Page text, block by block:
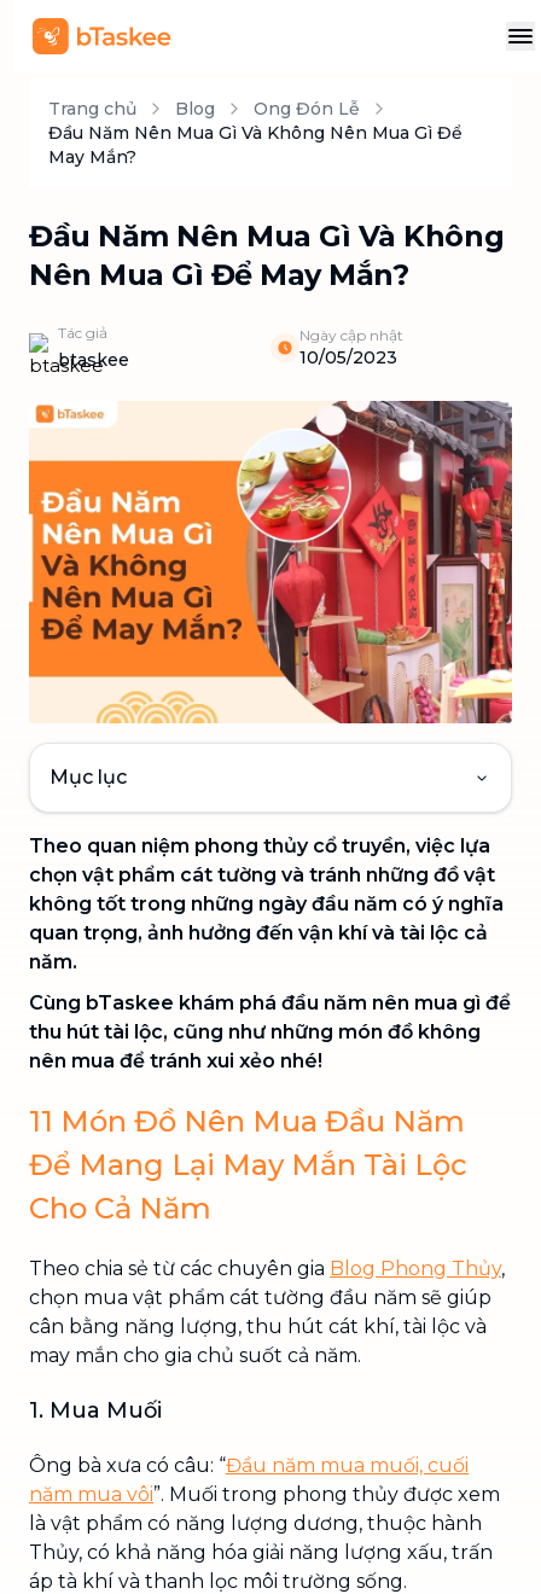
Trang chủ Blog
Ong Đón Lễ
Đầu Năm Nên Mua Gì Và Không Nên Mua Gì Để
May Mắn?
Đầu Năm Nên Mua Gì Và Không
Nên Mua Gì Để May Mắn?
Tác giả
btaskee
Ngày cập nhật
10/05/2023
Mục lục
Theo quan niệm phong thủy cổ truyền, việc lựa
chọn vật phẩm cát tường và tránh những đồ vật
không tốt trong những ngày đầu năm có ý nghĩa
quan trọng, ảnh hưởng đến vận khí và tài lộc cả
năm.
Cùng bTaskee khám phá đầu năm nên mua gì để
thu hút tài lộc, cũng như những món đồ không
nên mua để tránh xui xẻo nhé!
11 Món Đồ Nên Mua Đầu Năm
Để Mang Lại May Mắn Tài Lộc
Cho Cả Năm
Theo chia sẻ từ các chuyên gia Blog Phong Thủy,
chọn mua vật phẩm cát tường đầu năm sẽ giúp
cân bằng năng lượng, thu hút cát khí, tài lộc và
may mắn cho gia chủ suốt cả năm.
1. Mua Muối
Ông bà xưa có câu: “Đầu năm mua muối, cuối
năm mua vôi”. Muối trong phong thủy được xem
là vật phẩm có năng lượng dương, thuộc hành
Thủy, có khả năng hóa giải năng lượng xấu, trấn
áp tà khí và thanh lọc môi trường sống.